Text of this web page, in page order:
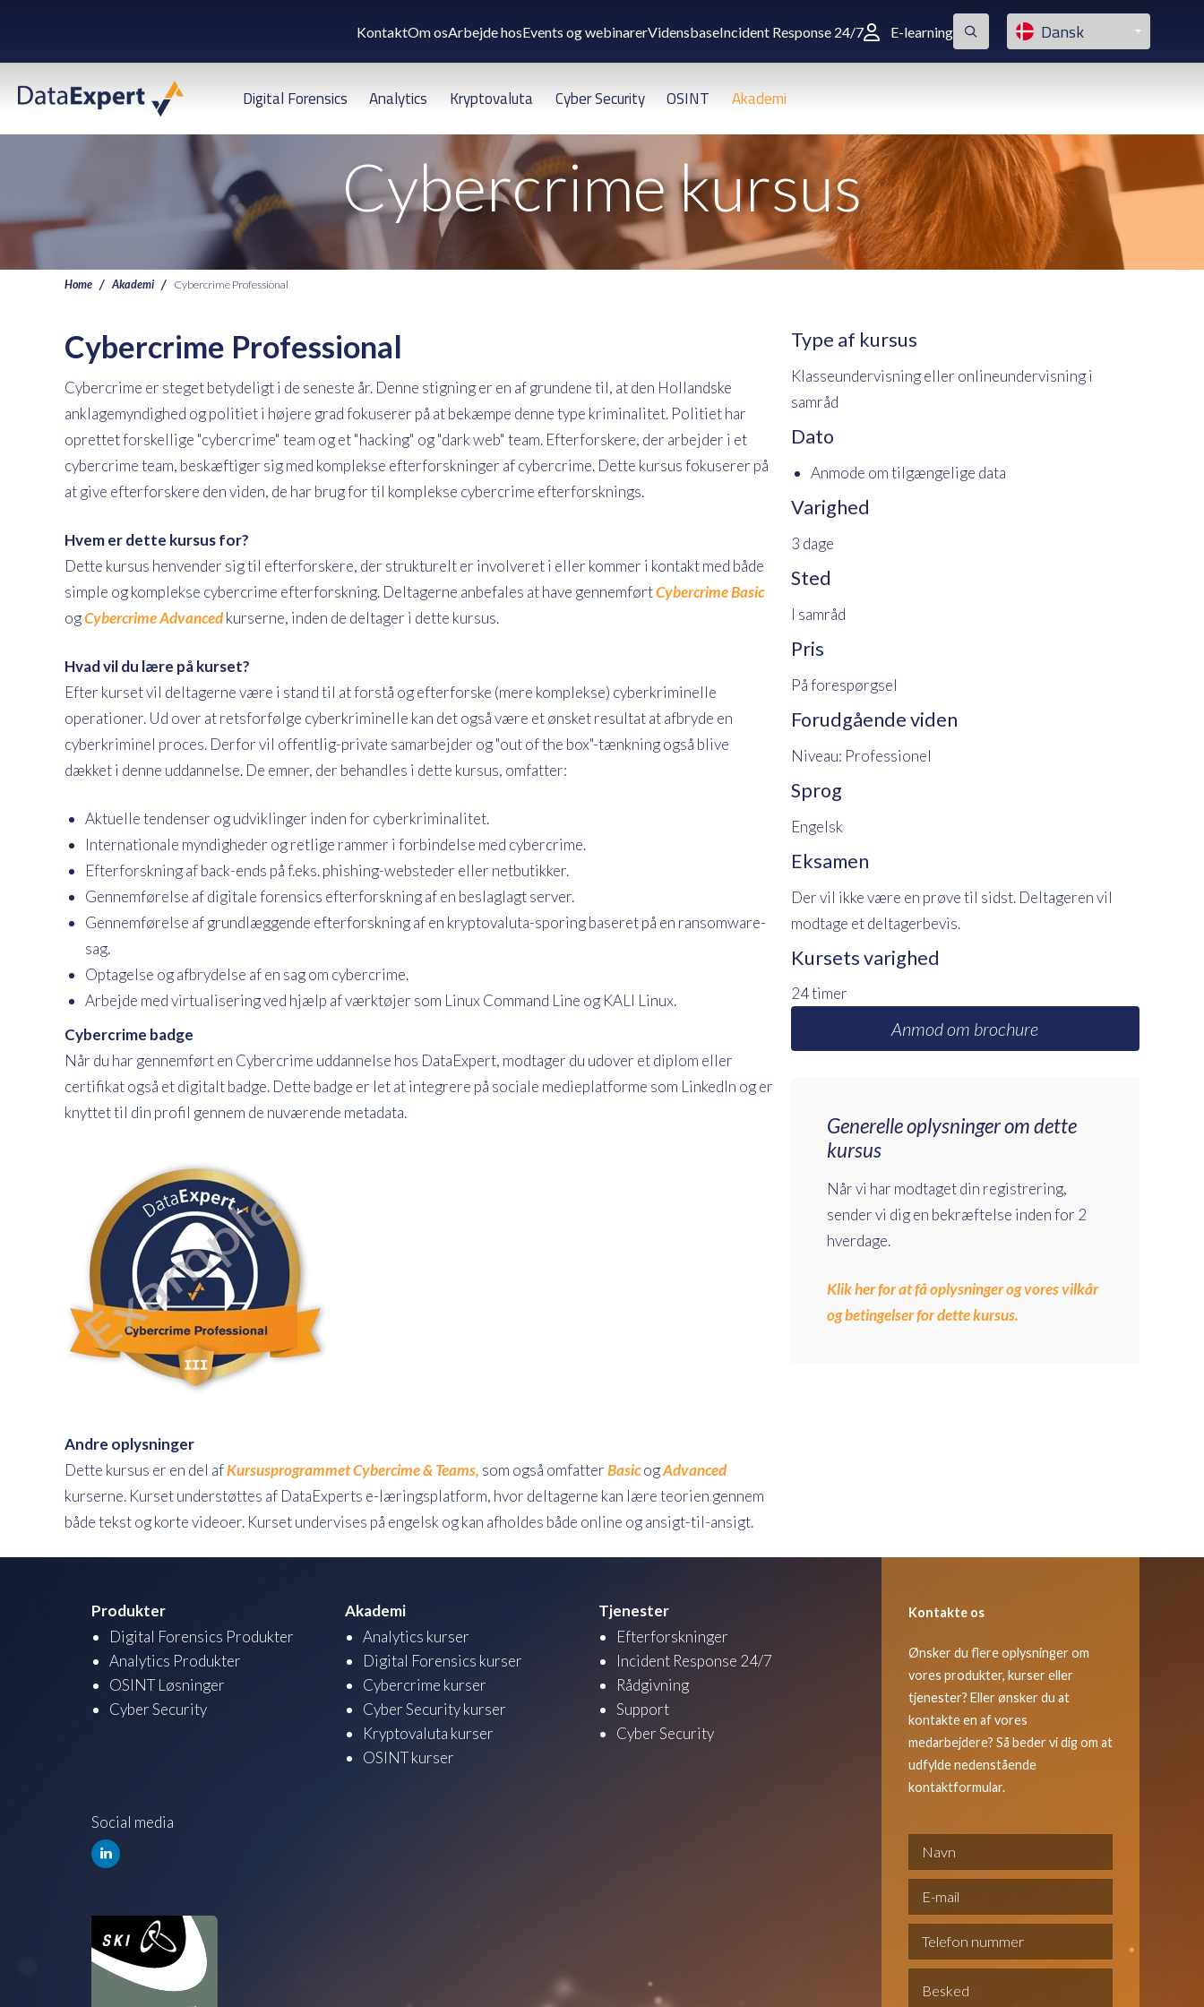
KontaktOm osArbejde hosEvents og webinarerVidensbaseIncident Response 24/7 E-learning Dansk
Digital Forensics Analytics Kryptovaluta Cyber Security OSINT Akademi
Cybercrime kursus
Home Akademi Cybercrime Professional
Cybercrime Professional
Cybercrime er steget betydeligt i de seneste år. Denne stigning er en af grundene til, at den Hollandske
anklagemyndighed og politiet i højere grad fokuserer på at bekæmpe denne type kriminalitet. Politiet har
oprettet forskellige "cybercrime" team og et "hacking" og "dark web" team. Efterforskere, der arbejder i et
cybercrime team, beskæftiger sig med komplekse efterforskninger af cybercrime. Dette kursus fokuserer på
at give efterforskere den viden, de har brug for til komplekse cybercrime efterforsknings.
Hvem er dette kursus for?
Dette kursus henvender sig til efterforskere, der strukturelt er involveret i eller kommer i kontakt med både
simple og komplekse cybercrime efterforskning. Deltagerne anbefales at have gennemførtCybercrime Basic
ogCybercrime Advancedkurserne, inden de deltager i dette kursus.
Hvad vil du lære på kurset?
Efter kurset vil deltagerne være i stand til at forstå og efterforske (mere komplekse) cyberkriminelle
operationer. Ud over at retsforfølge cyberkriminelle kan det også være et ønsket resultat at afbryde en
cyberkriminel proces. Derfor vil offentlig-private samarbejder og "out of the box"-tænkning også blive
dækket i denne uddannelse. De emner, der behandles i dette kursus, omfatter:
Aktuelle tendenser og udviklinger inden for cyberkriminalitet.
Internationale myndigheder og retlige rammer i forbindelse med cybercrime.
Efterforskning af back-ends på f.eks. phishing-websteder eller netbutikker.
Gennemførelse af digitale forensics efterforskning af en beslaglagt server.
Gennemførelse af grundlæggende efterforskning af en kryptovaluta-sporing baseret på en ransomware-
sag.
Optagelse og afbrydelse af en sag om cybercrime.
Arbejde med virtualisering ved hjælp af værktøjer som Linux Command Line og KALI Linux.
Cybercrime badge
Når du har gennemført en Cybercrime uddannelse hos DataExpert, modtager du udover et diplom eller
certifikat også et digitalt badge. Dette badge er let at integrere på sociale medieplatforme som LinkedIn og er
knyttet til din profil gennem de nuværende metadata.
Andre oplysninger
Dette kursus er en del afKursusprogrammet Cybercime & Teams, som også omfatterBasicogAdvanced
kurserne. Kurset understøttes af DataExperts e-læringsplatform, hvor deltagerne kan lære teorien gennem
både tekst og korte videoer. Kurset undervises på engelsk og kan afholdes både online og ansigt-til-ansigt.
Type af kursus
Klasseundervisning eller onlineundervisning i
samråd
Dato
Anmode om tilgængelige data
Varighed
3 dage
Sted
I samråd
Pris
På forespørgsel
Forudgående viden
Niveau: Professionel
Sprog
Engelsk
Eksamen
Der vil ikke være en prøve til sidst. Deltageren vil
modtage et deltagerbevis.
Kursets varighed
24 timer
Anmod om brochure
Generelle oplysninger om dette
kursus
Når vi har modtaget din registrering,
sender vi dig en bekræftelse inden for 2
hverdage.
Klik her for at få oplysninger og vores vilkår
og betingelser for dette kursus.
Produkter
Digital Forensics Produkter
Analytics Produkter
OSINT Løsninger
Cyber Security
Akademi
Analytics kurser
Digital Forensics kurser
Cybercrime kurser
Cyber Security kurser
Kryptovaluta kurser
OSINT kurser
Tjenester
Efterforskninger
Incident Response 24/7
Rådgivning
Support
Cyber Security
Social media
Kontakte os
Ønsker du flere oplysninger om
vores produkter, kurser eller
tjenester? Eller ønsker du at
kontakte en af vores
medarbejdere? Så beder vi dig om at
udfylde nedenstående
kontaktformular.